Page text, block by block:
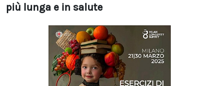
più lunga e in salute